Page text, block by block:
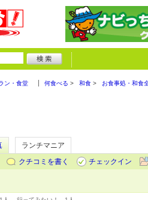
ン・食堂 何食べる 和食 お食事処・和食
ランチマニア
クチコミを書く
チェックイン